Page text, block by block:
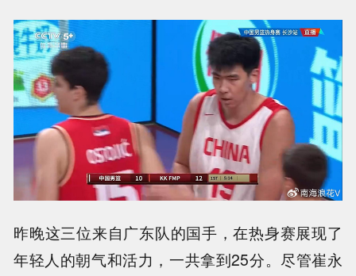
昨晚这三位来自广东队的国手，在热身赛展现了
年轻人的朝气和活力，一共拿到25分。尽管崔永